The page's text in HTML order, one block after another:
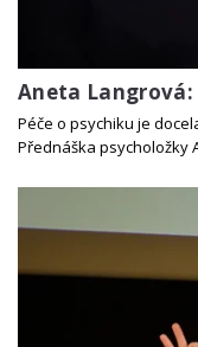
Aneta
Péče o psychiku je
Přednáška psycholožky